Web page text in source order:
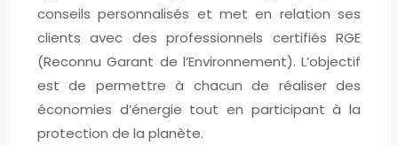
conseils personnalisés et met en relation ses
clients avec des professionnels certifiés RGE
(Reconnu Garant de l’Environnement). L’objectif
est de permettre à chacun de réaliser des
économies d’énergie tout en participant à la
protection de la planète.